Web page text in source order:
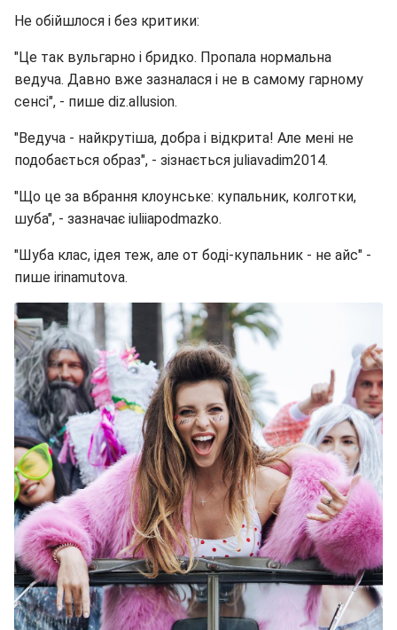
Не обійшлося і без критики:
"Це так вульгарно і бридко. Пропала нормальна
ведуча. Давно вже зазналася і не в самому гарному
сенсі", - пише diz.allusion.
"Ведуча - найкрутіша, добра і відкрита! Але мені не
подобається образ", - зізнається juliavadim2014.
"Що це за вбрання клоунське: купальник, колготки,
шуба", - зазначає iuliiapodmazko.
"Шуба клас, ідея теж, але от боді-купальник - не айс" -
пише irinamutova.